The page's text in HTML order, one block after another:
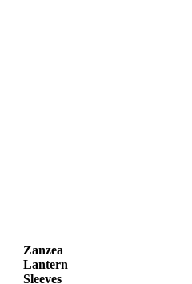
Zanzea
Lantern
Sleeves